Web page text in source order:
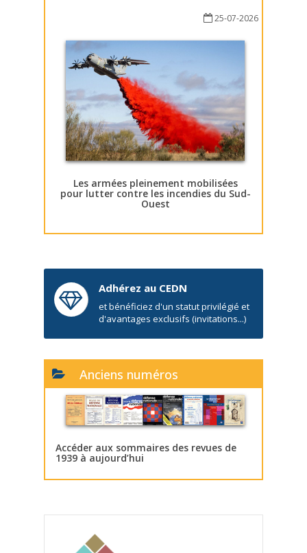
25-07-2026
Les armées pleinement mobilisées
pour lutter contre les incendies du Sud-
Ouest
Adhérez au CEDN
et bénéficiez d'un statut privilégié et
d'avantages exclusifs (invitations...)
Anciens numéros
Accéder aux sommaires des revues de
1939 à aujourd’hui